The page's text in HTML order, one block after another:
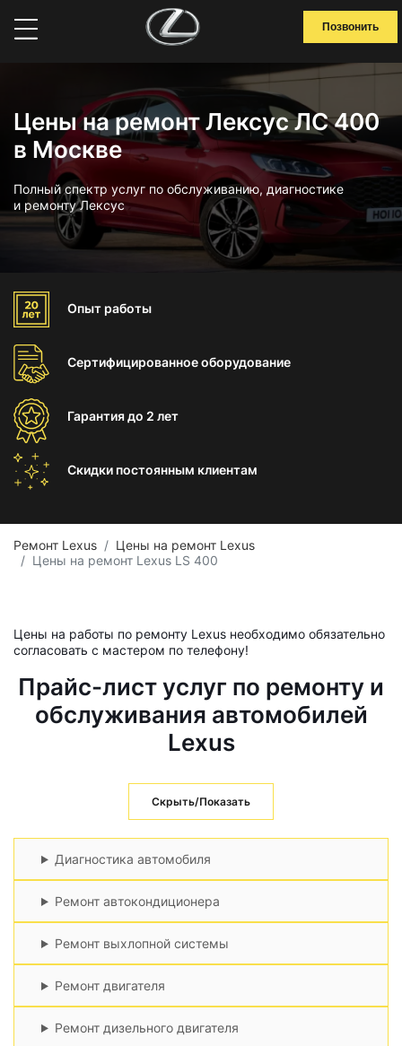
Позвонить
Цены на ремонт Лексус ЛС 400
в Москве
Полный спектр услуг по обслуживанию, диагностике
и ремонту Лексус
Опыт работы
Сертифицированноеоборудование
Гарантиядо 2 лет
Скидки постоянным клиентам
Ремонт Lexus
Цены на ремонт Lexus
Цены на ремонт Lexus LS 400
Цены на работы по ремонту Lexus необходимо обязательно
согласовать с мастером по телефону!
Прайс-лист услуг по ремонту и
обслуживания автомобилей
Lexus
Скрыть/Показать
Диагностика автомобиля
Ремонт автокондиционера
Ремонт выхлопной системы
Ремонт двигателя
Ремонт дизельного двигателя